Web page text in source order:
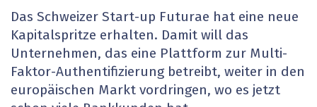
Das Schweizer Start-up Futurae hat eine neue
Kapitalspritze erhalten. Damit will das
Unternehmen, das eine Plattform zur Multi-
Faktor-Authentifizierung betreibt, weiter in den
europäischen Markt vordringen, wo es jetzt